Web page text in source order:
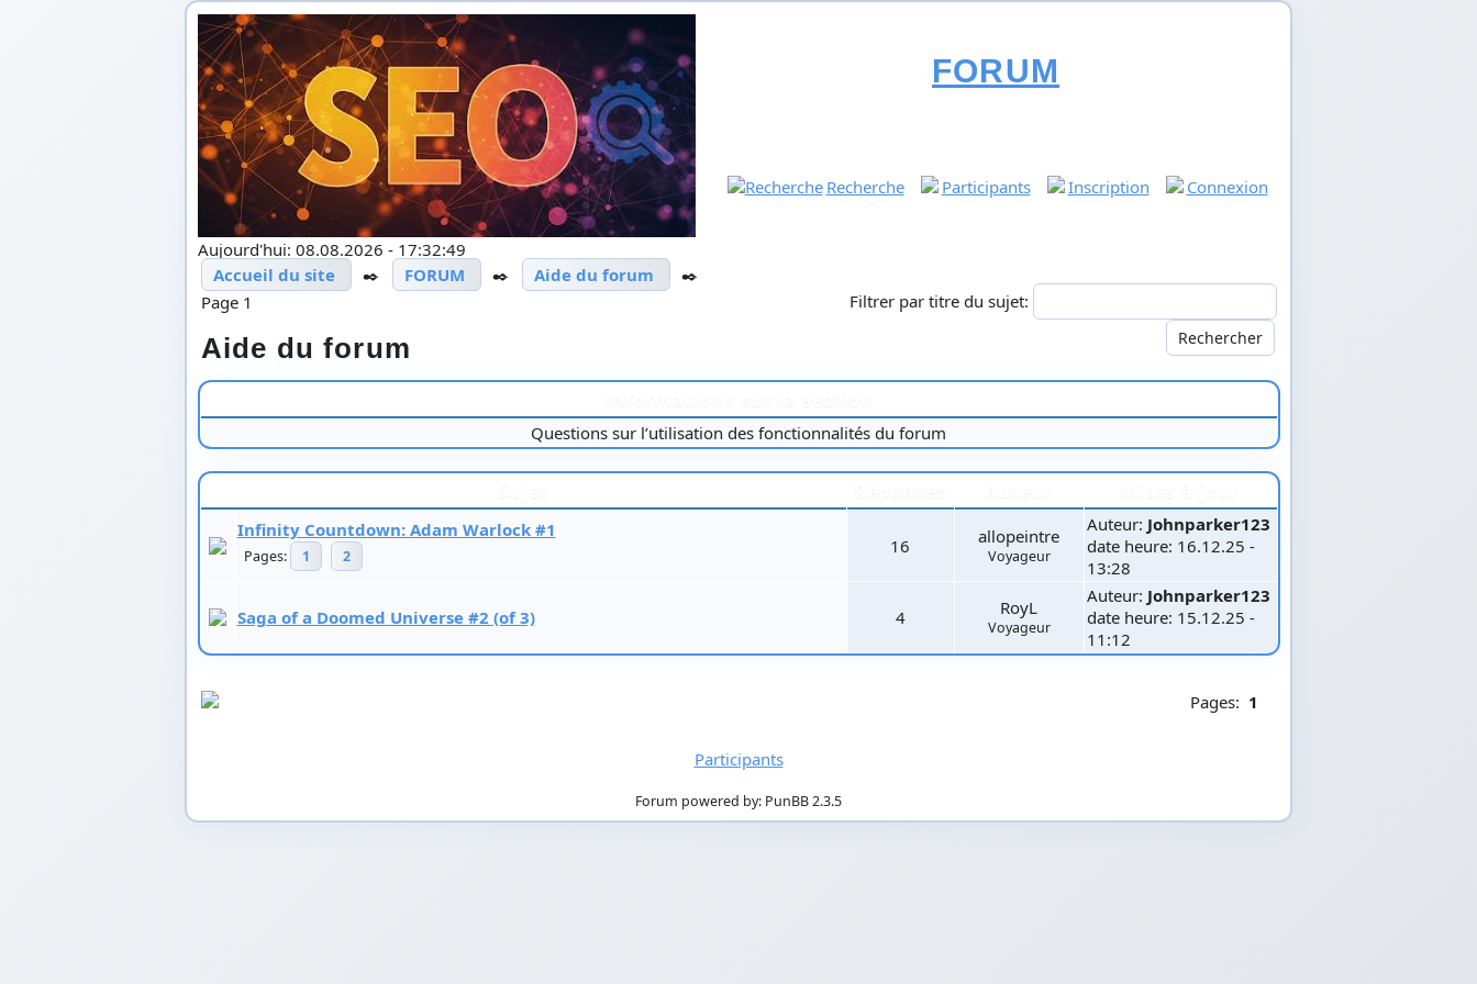
FORUM
Recherche Participants Inscription Connexion
Aujourd'hui: 08.08.2026 - 17:32:49
Accueil du site
✒️ FORUM ✒️ Aide du forum
✒️
Page 1
Aide du forum
Filtrer par titre du sujet:
Questions sur l’utilisation des fonctionnalités du forum
Infinity Countdown: Adam Warlock #1
Pages: 1 2 16 allopeintre
Voyageur
Auteur: Johnparker123
date heure: 16.12.25 -
13:28
Saga of a Doomed Universe #2 (of 3) 4 RoyL
Voyageur
Auteur: Johnparker123
date heure: 15.12.25 -
11:12
Pages: 1
Participants
Forum powered by: PunBB 2.3.5